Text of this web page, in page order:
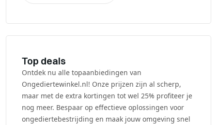
Top deals
Ontdek nu alle topaanbiedingen van
Ongediertewinkel.nl! Onze prijzen zijn al scherp,
maar met de extra kortingen tot wel 25% profiteer je
nog meer. Bespaar op effectieve oplossingen voor
ongediertebestrijding en maak jouw omgeving snel